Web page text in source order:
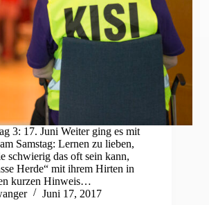
3: 17. Juni Weiter ging es mit
Samstag: Lernen zu lieben,
schwierig das oft sein kann,
Herde“ mit ihrem Hirten in
kurzen Hinweis…
Juni 17, 2017